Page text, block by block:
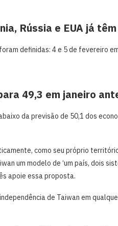
Rússia e EUA já
definidas: 4 e 5 ​de ⁠fevereiro ⁠em
49,3 em janeiro
da previsão de 50,1 dos
como seu próprio
um modelo de ‘um país, ‌dois
apoie essa ​proposta.
de Taiwan em